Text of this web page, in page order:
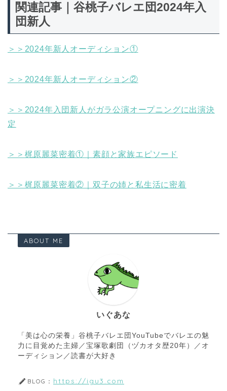
関連記事｜谷桃子バレエ団2024年入
団新人
＞＞2024年新人オーディション①
＞＞2024年新人オーディション②
＞＞2024年入団新人がガラ公演オープニングに出演決
定
＞＞梶原麗菜密着①｜素顔と家族エピソード
＞＞梶原麗菜密着②｜双子の姉と私生活に密着
ABOUT ME
いぐあな
「美は心の栄養」谷桃子バレエ団YouTubeでバレエの魅
力に目覚めた主婦／宝塚歌劇団（ヅカオタ歴20年）／オ
ーディション／読書が大好き
BLOG： https://igu3.com